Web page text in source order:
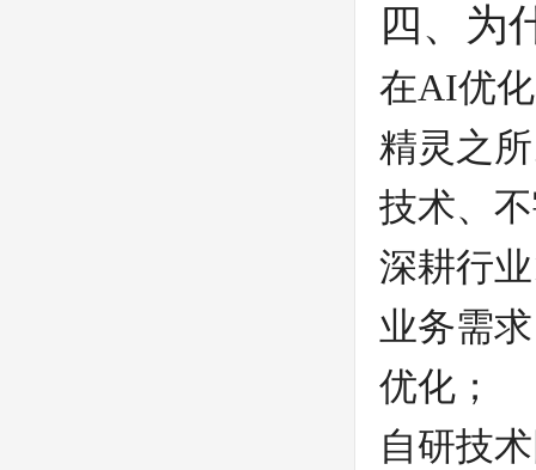
四、为
在AI优
精灵之
技术、
深耕行
业务需
优化；
自研技